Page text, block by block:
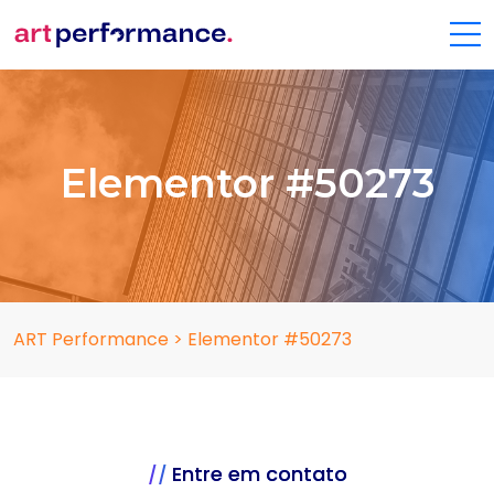
Elementor #50273
ART Performance > Elementor #50273
Entre em contato